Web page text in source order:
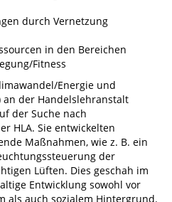
durch Vernetzung
in den Bereichen
Fitness
Energie und
an der Handelslehranstalt
der Suche nach
HLA. Sie entwickelten
Maßnahmen, wie z. B. ein
der
Lüften. Dies geschah im
Entwicklung sowohl vor
als auch sozialem Hintergrund.